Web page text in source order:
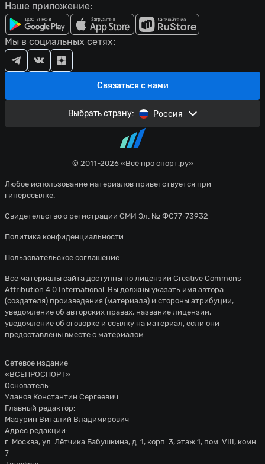
© 2011-2026 «Всё про спорт.ру»
Любое использование материалов приветствуется при
гиперссылке.
Свидетельство о регистрации СМИ Эл. № ФС77-73932
Политика конфиденциальности
Пользовательское соглашение
Наше приложение:
Связаться с нами
Мы в социальных сетях:
Выбрать страну: Россия
Все материалы сайта доступны по лицензии Creative Commons
Attribution 4.0 International. Вы должны указать имя автора
(создателя) произведения (материала) и стороны атрибуции,
уведомление об авторских правах, название лицензии,
уведомление об оговорке и ссылку на материал, если они
предоставлены вместе с материалом.
Сетевое издание
«ВСЕПРОСПОРТ»
Основатель:
Уланов Константин Сергеевич
Главный редактор:
Мазурин Виталий Владимирович
Адрес редакции:
г. Москва, ул. Лётчика Бабушкина, д. 1, корп. 3, этаж 1, пом. VIII, комн.
7